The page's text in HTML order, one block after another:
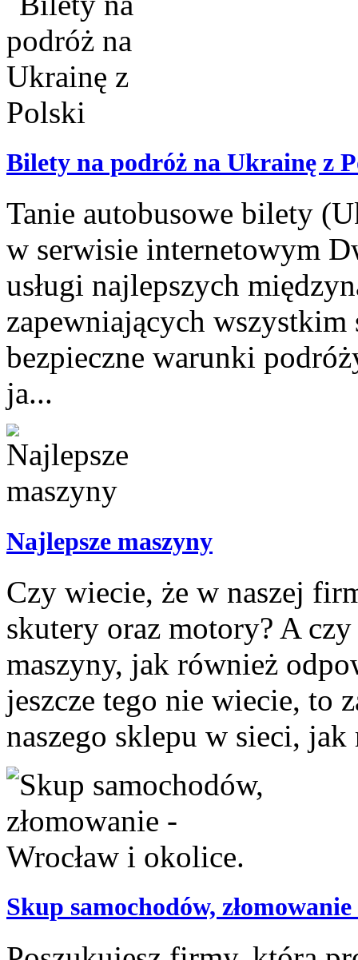
Bilety na podróż na Ukrainę z
Tanie autobusowe bilety
w serwisie internetowym
usługi najlepszych
zapewniających
bezpieczne warunki
ja...
Najlepsze maszyny
Czy wiecie, że w naszej
skutery oraz motory? A
maszyny, jak również
jeszcze tego nie wiecie, to
naszego sklepu w sieci,
Skup samochodów,